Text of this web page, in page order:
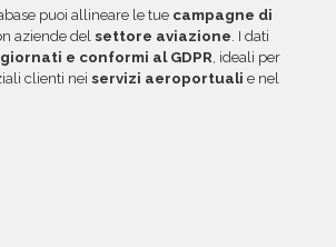
puoi allineare le tue campagne di
aziende del settore aviazione. I dati
e conformi al GDPR, ideali per
clienti nei servizi aeroportuali e nel